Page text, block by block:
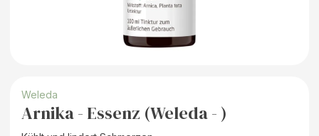
Weleda
Arnika - Essenz (Weleda - )